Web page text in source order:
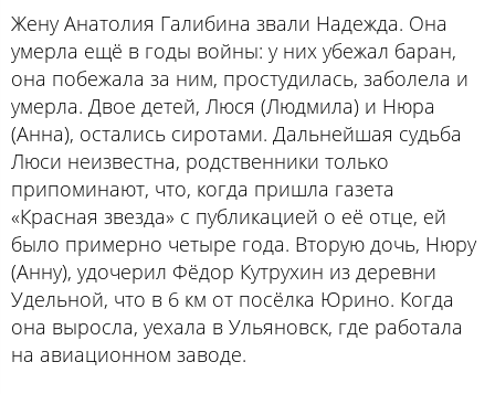
Жену Анатолия Галибина звали Надежда. Она
умерла ещё в годы войны: у них убежал баран,
она побежала за ним, простудилась, заболела и
умерла. Двое детей, Люся (Людмила) и Нюра
(Анна), остались сиротами. Дальнейшая судьба
Люси неизвестна, родственники только
припоминают, что, когда пришла газета
«Красная звезда» с публикацией о её отце, ей
было примерно четыре года. Вторую дочь, Нюру
(Анну), удочерил Фёдор Кутрухин из деревни
Удельной, что в 6 км от посёлка Юрино. Когда
она выросла, уехала в Ульяновск, где работала
на авиационном заводе.